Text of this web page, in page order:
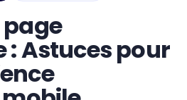
page
: Astuces pour